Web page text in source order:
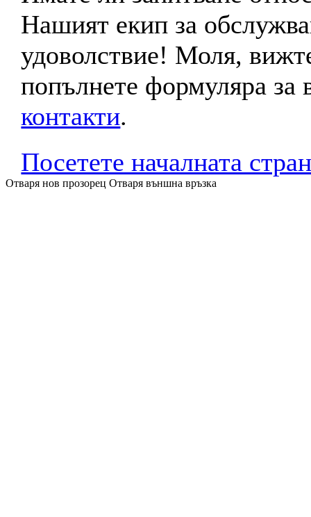
Нашият екип за
удоволствие! Моля,
попълнете формуляра за
контакти.
Посетете началната
Отваря нов прозорец Отваря външна връзка